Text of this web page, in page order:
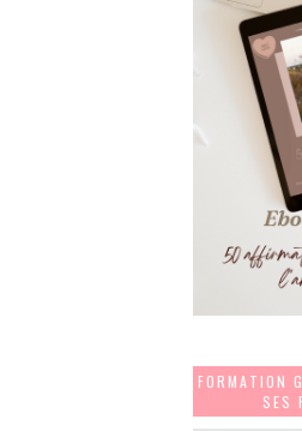
FORMATION
SES